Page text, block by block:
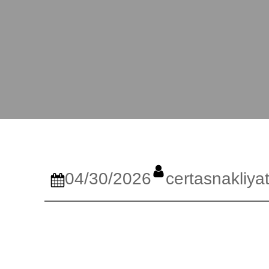
04/30/2026 certasnakliyat